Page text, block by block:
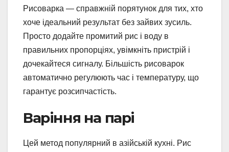
Рисоварка — справжній порятунок для тих, хто
хоче ідеальний результат без зайвих зусиль.
Просто додайте промитий рис і воду в
правильних пропорціях, увімкніть пристрій і
дочекайтеся сигналу. Більшість рисоварок
автоматично регулюють час і температуру, що
гарантує розсипчастість.
Варіння на парі
Цей метод популярний в азійській кухні. Рис